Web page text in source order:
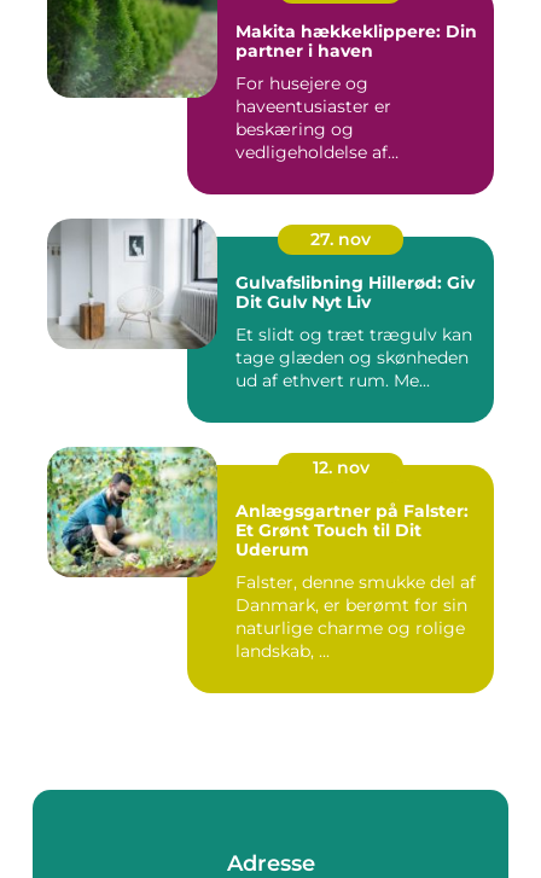
Makita hækkeklippere: Din
partner i haven
For husejere og
haveentusiaster er
beskæring og
vedligeholdelse af
27. nov
Gulvafslibning Hillerød: Giv
Dit Gulv Nyt Liv
Et slidt og træt trægulv kan
tage glæden og skønheden
ud af ethvert rum. Me...
12. nov
Anlægsgartner på Falster:
Et Grønt Touch til Dit
Uderum
Falster, denne smukke del af
Danmark, er berømt for sin
naturlige charme og rolige
landskab, ...
Adresse